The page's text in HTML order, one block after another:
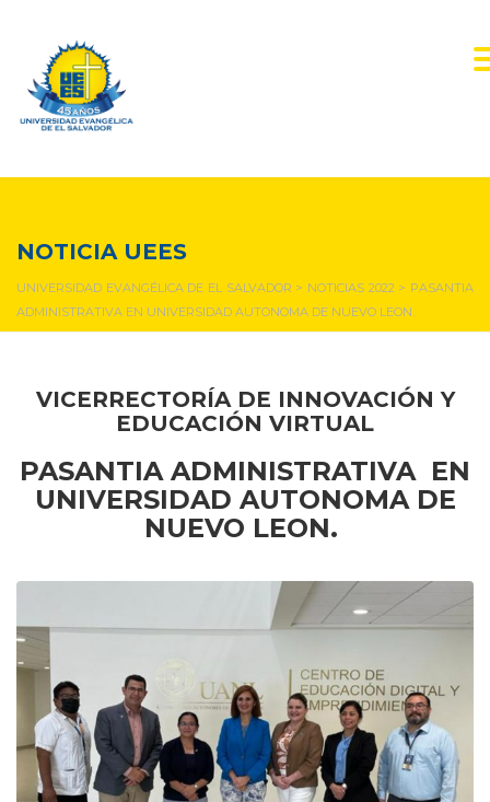
NOTICIA UEES
UNIVERSIDAD EVANGÉLICA DE EL SALVADOR > NOTICIAS 2022> PASANTIA
ADMINISTRATIVA EN UNIVERSIDAD AUTONOMA DE NUEVO LEON. ​
VICERRECTORÍA DE INNOVACIÓN Y
EDUCACIÓN VIRTUAL
PASANTIA ADMINISTRATIVA EN
UNIVERSIDAD AUTONOMA DE
NUEVO LEON.